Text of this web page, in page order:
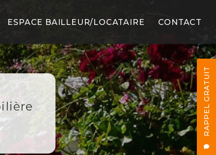
RAPPEL GRATUIT
ESPACE BAILLEUR/LOCATAIRE CONTACT